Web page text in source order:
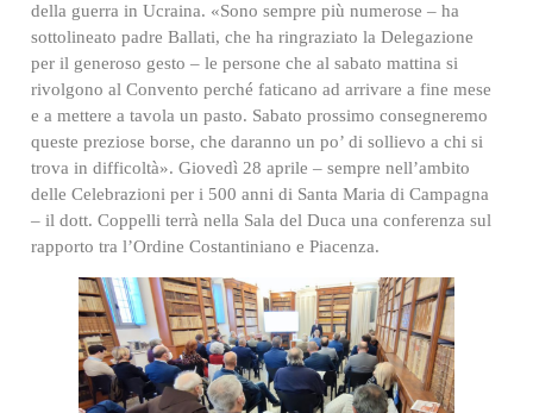
della guerra in Ucraina. «Sono sempre più numerose – ha
sottolineato padre Ballati, che ha ringraziato la Delegazione
per il generoso gesto – le persone che al sabato mattina si
rivolgono al Convento perché faticano ad arrivare a fine mese
e a mettere a tavola un pasto. Sabato prossimo consegneremo
queste preziose borse, che daranno un po’ di sollievo a chi si
trova in difficoltà». Giovedì 28 aprile – sempre nell’ambito
delle Celebrazioni per i 500 anni di Santa Maria di Campagna
– il dott. Coppelli terrà nella Sala del Duca una conferenza sul
rapporto tra l’Ordine Costantiniano e Piacenza.